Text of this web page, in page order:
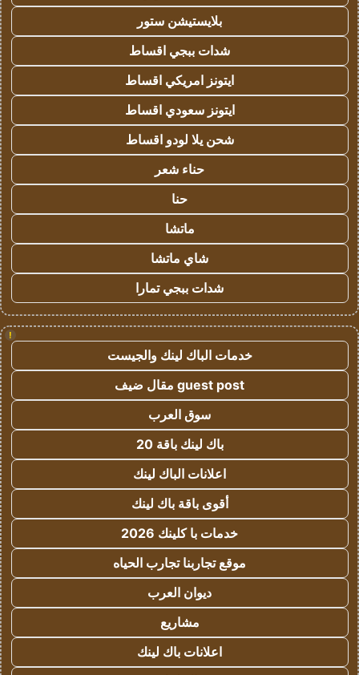
بلايستيشن ستور
شدات ببجي اقساط
ايتونز امريكي اقساط
ايتونز سعودي اقساط
شحن يلا لودو اقساط
حناء شعر
حنا
ماتشا
شاي ماتشا
شدات ببجي تمارا
!
خدمات الباك لينك والجيست
guest post مقال ضيف
سوق العرب
باك لينك باقة 20
اعلانات الباك لينك
أقوى باقة باك لينك
خدمات با كلينك 2026
موقع تجاربنا تجارب الحياه
ديوان العرب
مشاريع
اعلانات باك لينك